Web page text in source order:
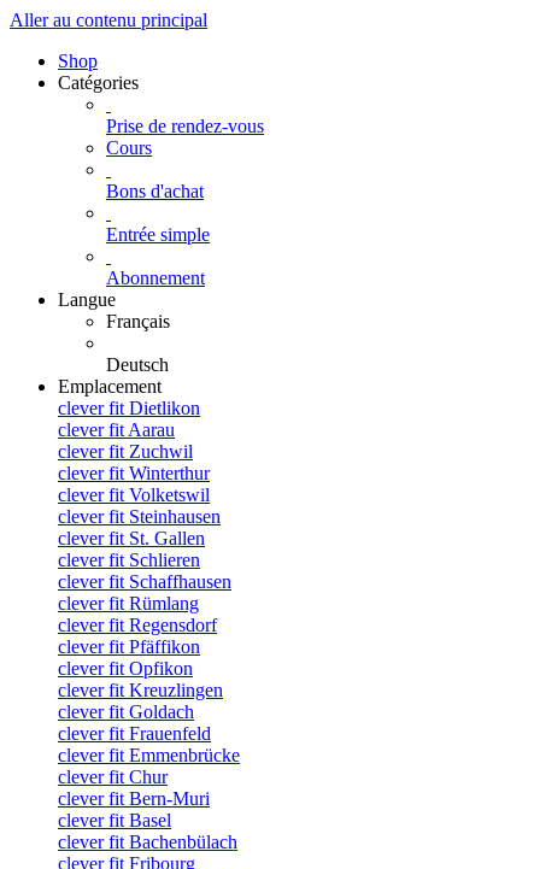
Aller au contenu principal
Shop
Catégories
Prise de rendez-vous
Cours
Bons d'achat
Entrée simple
Abonnement
Langue
Français
Deutsch
Emplacement
clever fit Dietlikon
clever fit Aarau
clever fit Zuchwil
clever fit Winterthur
clever fit Volketswil
clever fit Steinhausen
clever fit St. Gallen
clever fit Schlieren
clever fit Schaffhausen
clever fit Rümlang
clever fit Regensdorf
clever fit Pfäffikon
clever fit Opfikon
clever fit Kreuzlingen
clever fit Goldach
clever fit Frauenfeld
clever fit Emmenbrücke
clever fit Chur
clever fit Bern-Muri
clever fit Basel
clever fit Bachenbülach
clever fit Fribourg